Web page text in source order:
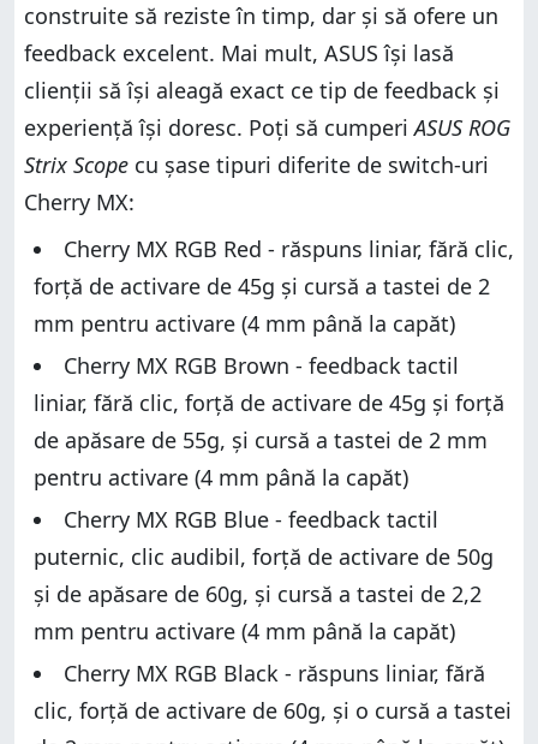
construite să reziste în timp, dar și să ofere un
feedback excelent. Mai mult, ASUS își lasă
clienții să își aleagă exact ce tip de feedback și
experiență își doresc. Poți să cumperiASUS ROG
Strix Scope cu șase tipuri diferite de switch-uri
Cherry MX:
Cherry MX RGB Red - răspuns liniar, fără clic,
forță de activare de 45g și cursă a tastei de 2
mm pentru activare (4 mm până la capăt)
Cherry MX RGB Brown - feedback tactil
liniar, fără clic, forță de activare de 45g și forță
de apăsare de 55g, și cursă a tastei de 2 mm
pentru activare (4 mm până la capăt)
Cherry MX RGB Blue - feedback tactil
puternic, clic audibil, forță de activare de 50g
și de apăsare de 60g, și cursă a tastei de 2,2
mm pentru activare (4 mm până la capăt)
Cherry MX RGB Black - răspuns liniar, fără
clic, forță de activare de 60g, și o cursă a tastei